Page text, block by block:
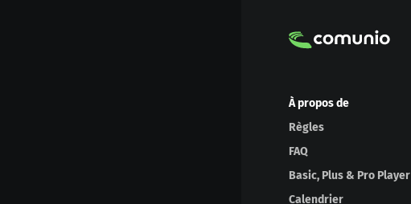
À propos de
Règles
FAQ
Basic, Plus & Pro Player
Calendrier